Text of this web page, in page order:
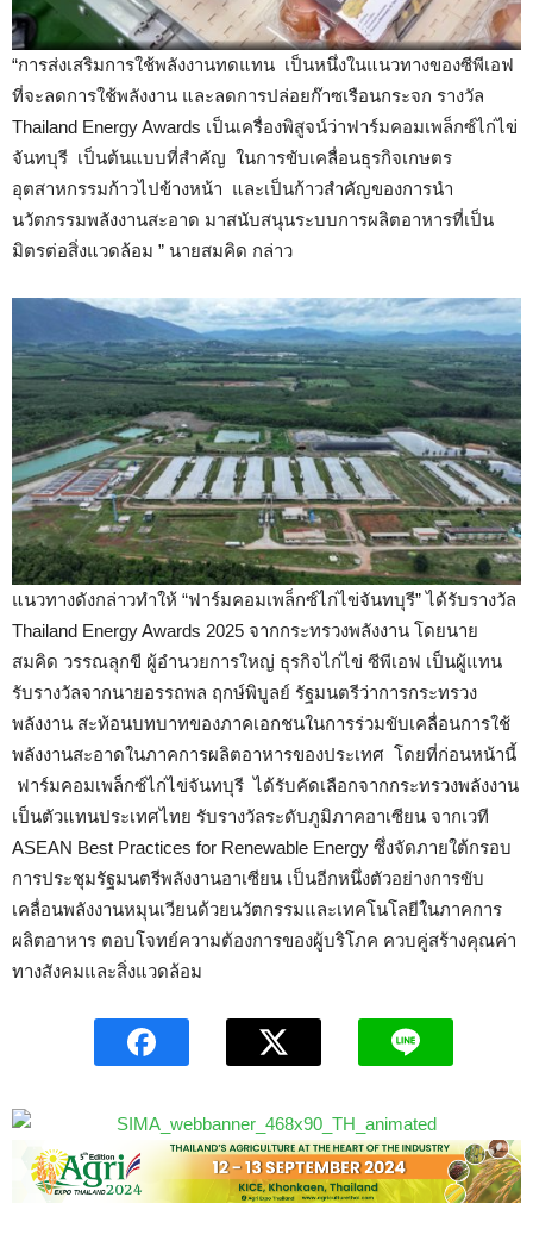
“การส่งเสริมการใช้พลังงานทดแทน เป็นหนึ่งในแนวทางของซีพีเอฟ
ที่จะลดการใช้พลังงาน และลดการปล่อยก๊าซเรือนกระจก รางวัล
Thailand Energy Awards เป็นเครื่องพิสูจน์ว่าฟาร์มคอมเพล็กซ์ไก่ไข่
จันทบุรี เป็นต้นแบบที่สำคัญ ในการขับเคลื่อนธุรกิจเกษตร
อุตสาหกรรมก้าวไปข้างหน้า และเป็นก้าวสำคัญของการนำ
นวัตกรรมพลังงานสะอาด มาสนับสนุนระบบการผลิตอาหารที่เป็น
มิตรต่อสิ่งแวดล้อม ” นายสมคิด กล่าว
แนวทางดังกล่าวทำให้ “ฟาร์มคอมเพล็กซ์ไก่ไข่จันทบุรี” ได้รับรางวัล
Thailand Energy Awards 2025 จากกระทรวงพลังงาน โดยนาย
สมคิด วรรณลุกขี ผู้อำนวยการใหญ่ ธุรกิจไก่ไข่ ซีพีเอฟ เป็นผู้แทน
รับรางวัลจากนายอรรถพล ฤกษ์พิบูลย์ รัฐมนตรีว่าการกระทรวง
พลังงาน สะท้อนบทบาทของภาคเอกชนในการร่วมขับเคลื่อนการใช้
พลังงานสะอาดในภาคการผลิตอาหารของประเทศ โดยที่ก่อนหน้านี้
ฟาร์มคอมเพล็กซ์ไก่ไข่จันทบุรี ได้รับคัดเลือกจากกระทรวงพลังงาน
เป็นตัวแทนประเทศไทย รับรางวัลระดับภูมิภาคอาเซียน จากเวที
ASEAN Best Practices for Renewable Energy ซึ่งจัดภายใต้กรอบ
การประชุมรัฐมนตรีพลังงานอาเซียน เป็นอีกหนึ่งตัวอย่างการขับ
เคลื่อนพลังงานหมุนเวียนด้วยนวัตกรรมและเทคโนโลยีในภาคการ
ผลิตอาหาร ตอบโจทย์ความต้องการของผู้บริโภค ควบคู่สร้างคุณค่า
ทางสังคมและสิ่งแวดล้อม